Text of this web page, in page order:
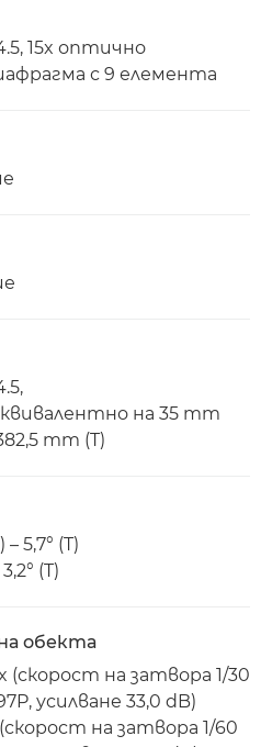
15x оптично
с 9 елемента
на 35 mm
mm (T)
5,7° (T)
(T)
обекта
(скорост на затвора 1/30
усилване 33,0 dB)
на затвора 1/60